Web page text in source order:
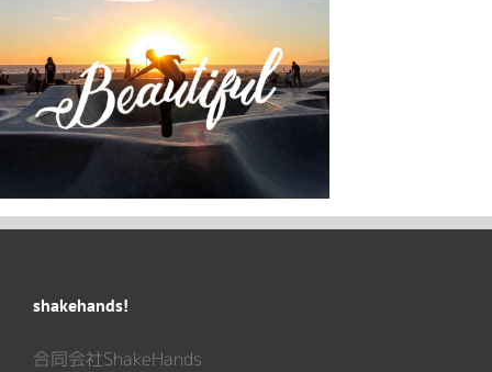
shakehands!
合同会社ShakeHands